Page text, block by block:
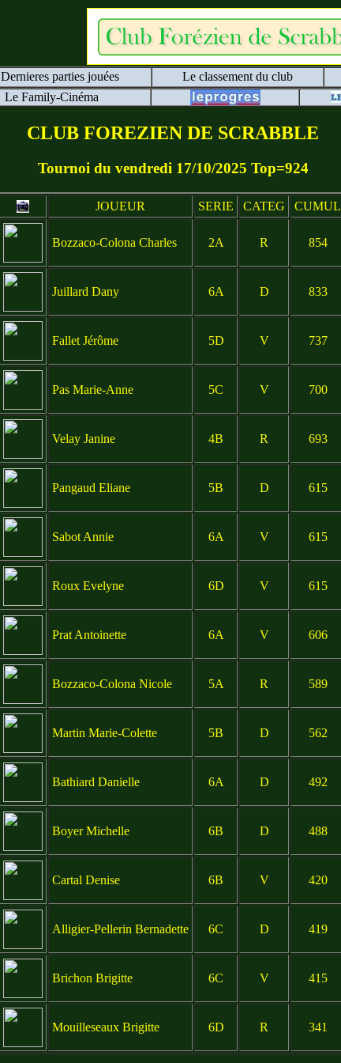
Dernieres parties jouées Le classement du club
Le Family-Cinéma
CLUB FOREZIEN DE SCRABBLE
Tournoi du vendredi 17/10/2025 Top=924
JOUEUR SERIE CATEG CUMUL
Bozzaco-Colona Charles 2A R 854
Juillard Dany 6A D 833
Fallet Jérôme 5D V 737
Pas Marie-Anne 5C V 700
Velay Janine 4B R 693
Pangaud Eliane 5B D 615
Sabot Annie 6A V 615
Roux Evelyne 6D V 615
Prat Antoinette 6A V 606
Bozzaco-Colona Nicole 5A R 589
Martin Marie-Colette 5B D 562
Bathiard Danielle 6A D 492
Boyer Michelle 6B D 488
Cartal Denise 6B V 420
Alligier-Pellerin Bernadette 6C D 419
Brichon Brigitte 6C V 415
Mouilleseaux Brigitte 6D R 341